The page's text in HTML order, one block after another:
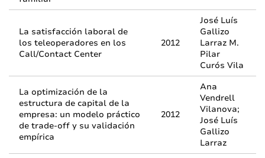
La satisfacción laboral de
los teleoperadores en los
Call/Contact Center
2012
José Luís
Gallizo
Larraz M.
Pilar
Curós Vila
La optimización de la
estructura de capital de la
empresa: un modelo práctico
de trade-off y su validación
empírica
2012
Ana
Vendrell
Vilanova;
José Luís
Gallizo
Larraz